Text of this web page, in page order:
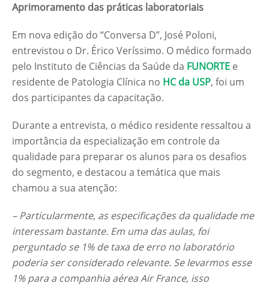
Aprimoramento das práticas laboratoriais
Em nova edição do “Conversa D”, José Poloni,
entrevistou o Dr. Érico Veríssimo. O médico formado
pelo Instituto de Ciências da Saúde da FUNORTE e
residente de Patologia Clínica no HC da USP, foi um
dos participantes da capacitação.
Durante a entrevista, o médico residente ressaltou a
importância da especialização em controle da
qualidade para preparar os alunos para os desafios
do segmento, e destacou a temática que mais
chamou a sua atenção:
– Particularmente, as especificações da qualidade me
interessam bastante. Em uma das aulas, foi
perguntado se 1% de taxa de erro no laboratório
poderia ser considerado relevante. Se levarmos esse
1% para a companhia aérea Air France, isso